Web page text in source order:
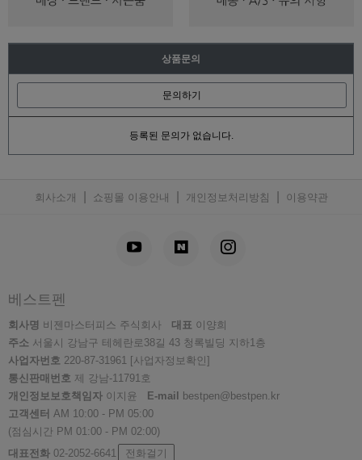
상품문의
문의하기
등록된 문의가 없습니다.
회사소개 쇼핑몰 이용안내 개인정보처리방침 이용약관
베스트펜
회사명 비젠마스터피스 주식회사 대표 이양희
주소 서울시 강남구 테헤란로38길 43 청록빌딩 지하1층
사업자번호 220-87-31961 [사업자정보확인]
통신판매번호 제 강남-11791호
개인정보보호책임자 이지윤 E-mail
bestpen@bestpen.kr
고객센터 AM 10:00 - PM 05:00
(점심시간 PM 01:00 - PM 02:00)
대표전화 02-2052-6641 전화걸기